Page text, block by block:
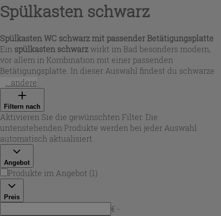
Spülkasten schwarz
Spülkasten WC schwarz mit passender Betätigungsplatte
Ein spülkasten schwarzwirkt im Bad besonders modern,
vor allem in Kombination mit einer passenden
Betätigungsplatte. In dieser Auswahl findest du schwarze
Drückerplatten für die mechanische oder pneumatische
Auslösung, ideal für unterschiedliche Einbausituationen.
Wer einen klaren Look bevorzugt, setzt auf
schwarzLösungen, bei denen Bedienkomfort und Design
zusammenpassen – für ein stimmiges Gesamtbild am WC.
...andere
Filtern nach
Aktivieren Sie die gewünschten Filter. Die
untenstehenden Produkte werden bei jeder Auswahl
automatisch aktualisiert.
Angebot
Produkte im Angebot (1)
Preis
€ -